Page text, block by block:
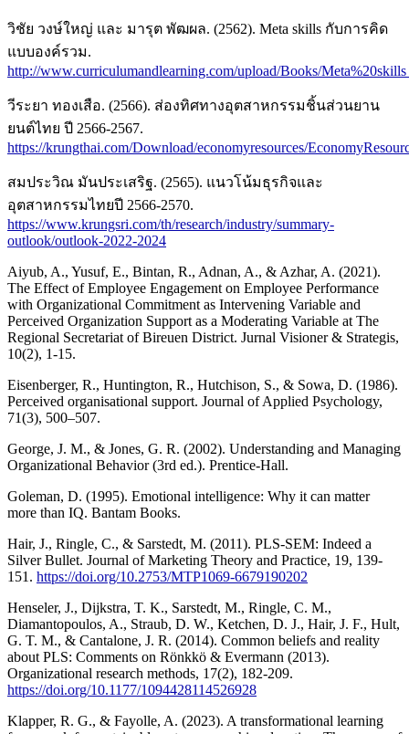
วิชัย วงษ์ใหญ่ และ มารุต พัฒผล. (2562). Meta skills กับการคิด
แบบองค์รวม.
http://www.curriculumandlearning.com/upload/Books/
วีระยา ทองเสือ. (2566). ส่องทิศทางอุตสาหกรรมชิ้นส่วนยาน
ยนต์ไทย ปี 2566-2567.
https://krungthai.com/Download/economyresources/
สมประวิณ มันประเสริฐ. (2565). แนวโน้มธุรกิจและ
อุตสาหกรรมไทยปี 2566-2570.
https://www.krungsri.com/th/research/industry/summary-
outlook/outlook-2022-2024
Aiyub, A., Yusuf, E., Bintan, R., Adnan, A., & Azhar, A. (2021).
The Effect of Employee Engagement on Employee Performance
with Organizational Commitment as Intervening Variable and
Perceived Organization Support as a Moderating Variable at The
Regional Secretariat of Bireuen District. Jurnal Visioner & Strategis,
10(2), 1-15.
Eisenberger, R., Huntington, R., Hutchison, S., & Sowa, D. (1986).
Perceived organisational support. Journal of Applied Psychology,
71(3), 500–507.
George, J. M., & Jones, G. R. (2002). Understanding and Managing
Organizational Behavior (3rd ed.). Prentice-Hall.
Goleman, D. (1995). Emotional intelligence: Why it can matter
more than IQ. Bantam Books.
Hair, J., Ringle, C., & Sarstedt, M. (2011). PLS-SEM: Indeed a
Silver Bullet. Journal of Marketing Theory and Practice, 19, 139-
151. https://doi.org/10.2753/MTP1069-6679190202
Henseler, J., Dijkstra, T. K., Sarstedt, M., Ringle, C. M.,
Diamantopoulos, A., Straub, D. W., Ketchen, D. J., Hair, J. F., Hult,
G. T. M., & Cantalone, J. R. (2014). Common beliefs and reality
about PLS: Comments on Rönkkö & Evermann (2013).
Organizational research methods, 17(2), 182-209.
https://doi.org/10.1177/1094428114526928
Klapper, R. G., & Fayolle, A. (2023). A transformational learning